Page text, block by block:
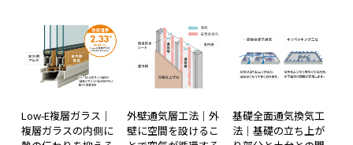
Low-E複層ガラス｜
複層ガラスの内側に
外壁通気層工法｜外
壁に空間を設けるこ
基礎全面通気換気工
法｜基礎の立ち上が